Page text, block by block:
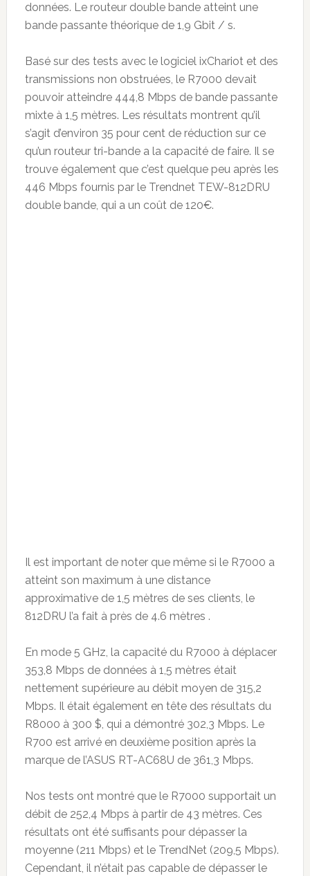
données. Le routeur double bande atteint une
bande passante théorique de 1,9 Gbit / s.
Basé sur des tests avec le logiciel ixChariot et des
transmissions non obstruées, le R7000 devait
pouvoir atteindre 444,8 Mbps de bande passante
mixte à 1,5 mètres. Les résultats montrent qu’il
s’agit d’environ 35 pour cent de réduction sur ce
qu’un routeur tri-bande a la capacité de faire. Il se
trouve également que c’est quelque peu après les
446 Mbps fournis par le Trendnet TEW-812DRU
double bande, qui a un coût de 120€.
Il est important de noter que même si le R7000 a
atteint son maximum à une distance
approximative de 1,5 mètres de ses clients, le
812DRU l’a fait à près de 4.6 mètres .
En mode 5 GHz, la capacité du R7000 à déplacer
353,8 Mbps de données à 1,5 mètres était
nettement supérieure au débit moyen de 315,2
Mbps. Il était également en tête des résultats du
R8000 à 300 $, qui a démontré 302,3 Mbps. Le
R700 est arrivé en deuxième position après la
marque de l’ASUS RT-AC68U de 361,3 Mbps.
Nos tests ont montré que le R7000 supportait un
débit de 252,4 Mbps à partir de 43 mètres. Ces
résultats ont été suffisants pour dépasser la
moyenne (211 Mbps) et le TrendNet (209,5 Mbps).
Cependant, il n’était pas capable de dépasser le